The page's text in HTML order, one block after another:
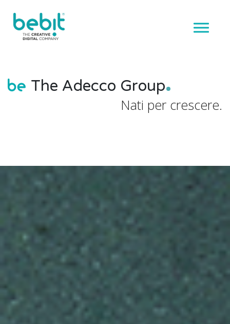
The Adecco Group
Nati per crescere.